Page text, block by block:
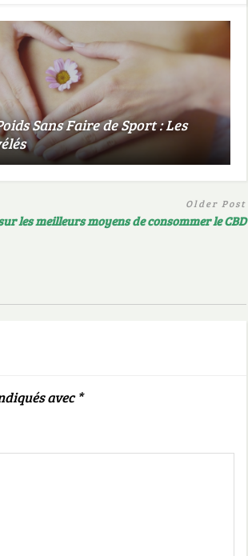
Sans Faire de Sport : Les
Older Post
les meilleurs moyens de consommer le CBD
avec*